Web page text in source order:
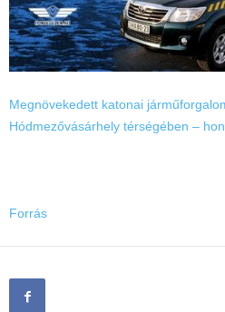
Megnövekedett katonai
Hódmezővásárhely térségében –
Forrás